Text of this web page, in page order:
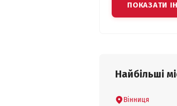
ПОКАЗАТИ
Найбільші
Вінниця